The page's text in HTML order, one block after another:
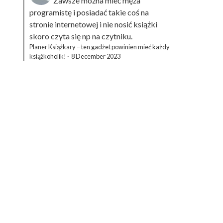
programistę i posiadać takie coś na
stronie internetowej i nie nosić książki
skoro czyta się np na czytniku.
Planer Książkary – ten gadżet powinien mieć każdy
książkoholik! · 8 December 2023